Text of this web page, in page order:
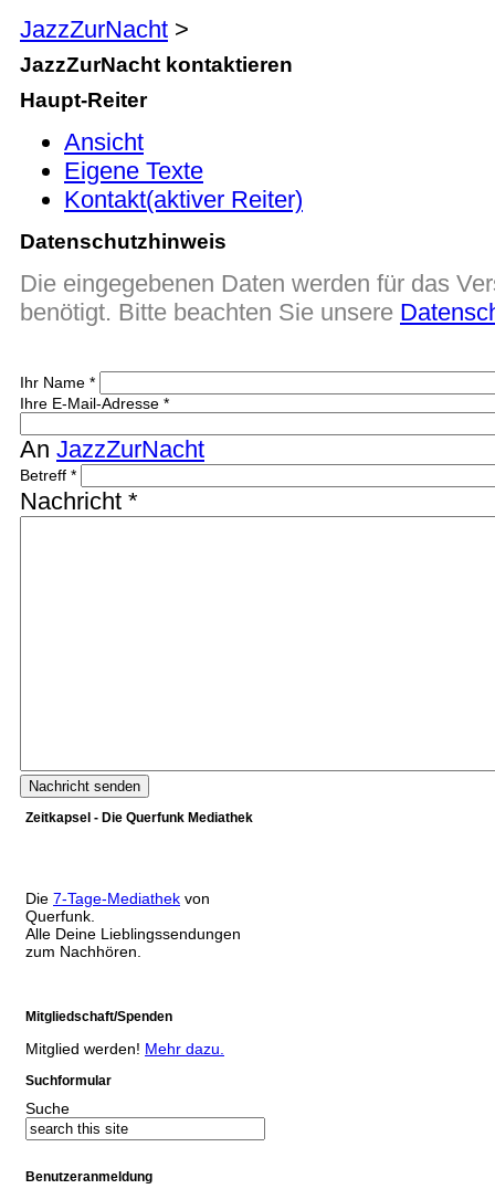
JazzZurNacht >
JazzZurNacht kontaktieren
Haupt-Reiter
Ansicht
Eigene Texte
Kontakt(aktiver Reiter)
Datenschutzhinweis
Die eingegebenen Daten werden für das
benötigt. Bitte beachten Sie unsere
Ihr Name *
Ihre E-Mail-Adresse *
An JazzZurNacht
Betreff *
Nachricht *
Zeitkapsel - Die Querfunk Mediathek
Die 7-Tage-Mediathek von
Querfunk.
Alle Deine Lieblingssendungen
zum Nachhören.
Mitgliedschaft/Spenden
Mitglied werden! Mehr dazu.
Suchformular
Suche
Benutzeranmeldung